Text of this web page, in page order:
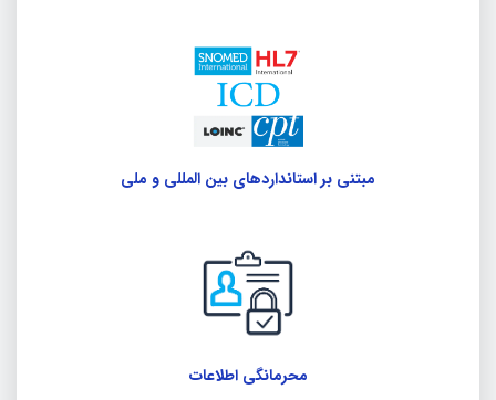
مبتنی بر استانداردهای بین المللی و ملی
محرمانگی اطلاعات